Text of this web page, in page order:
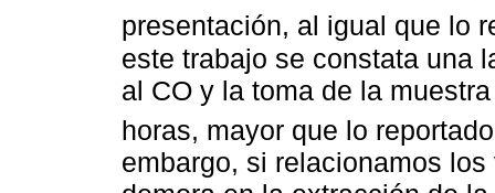
presentación, al igual que lo
este trabajo se constata una
al CO y la toma de la
horas, mayor que lo
embargo, si relacionamos